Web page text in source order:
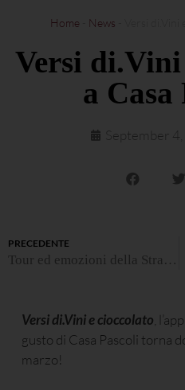
Home News
Versi di.Vini
a Casa
September
PRECEDENTE
Tour ed emozioni della Strada della Romagna al Festival del Turismo Esperienziale 2022
Versi di.Vini e cioccolato ,
gusto di Casa Pascoli torna
marzo!